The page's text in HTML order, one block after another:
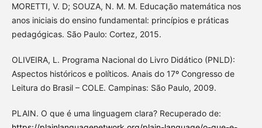
MORETTI, V. D; SOUZA, N. M. M. Educação matemática nos
anos iniciais do ensino fundamental: princípios e práticas
pedagógicas. São Paulo: Cortez, 2015.
OLIVEIRA, L. Programa Nacional do Livro Didático (PNLD):
Aspectos históricos e políticos. Anais do 17º Congresso de
Leitura do Brasil – COLE. Campinas: São Paulo, 2009.
PLAIN. O que é uma linguagem clara? Recuperado de: